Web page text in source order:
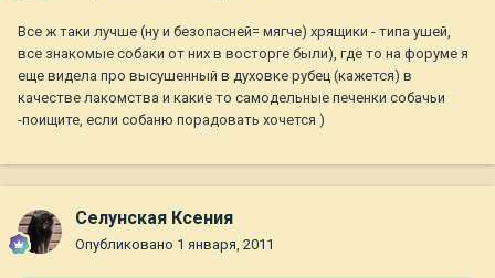
Все ж таки лучше (ну и безопасней= мягче) хрящики - типа ушей,
все знакомые собаки от них в восторге были), где то на форуме я
еще видела про высушенный в духовке рубец (кажется) в
качестве лакомства и какие то самодельные печенки собачьи
-поищите, если собаню порадовать хочется )
Селунская Ксения
Опубликовано 1 января, 2011